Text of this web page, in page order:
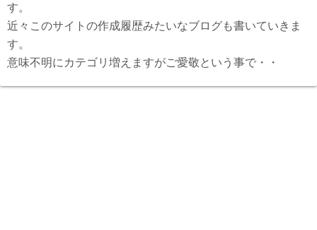
す。
近々このサイトの作成履歴みたいなブログも書いていきま
す。
意味不明にカテゴリ増えますがご愛敬という事で・・